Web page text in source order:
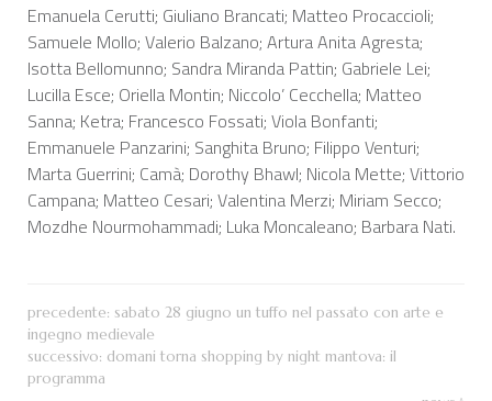
Emanuela Cerutti; Giuliano Brancati; Matteo Procaccioli;
Samuele Mollo; Valerio Balzano; Artura Anita Agresta;
Isotta Bellomunno; Sandra Miranda Pattin; Gabriele Lei;
Lucilla Esce; Oriella Montin; Niccolo’ Cecchella; Matteo
Sanna; Ketra; Francesco Fossati; Viola Bonfanti;
Emmanuele Panzarini; Sanghita Bruno; Filippo Venturi;
Marta Guerrini; Camà; Dorothy Bhawl; Nicola Mette; Vittorio
Campana; Matteo Cesari; Valentina Merzi; Miriam Secco;
Mozdhe Nourmohammadi; Luka Moncaleano; Barbara Nati.
precedente: sabato 28 giugno un tuffo nel passato con arte e
ingegno medievale
successivo: domani torna shopping by night mantova: il
programma